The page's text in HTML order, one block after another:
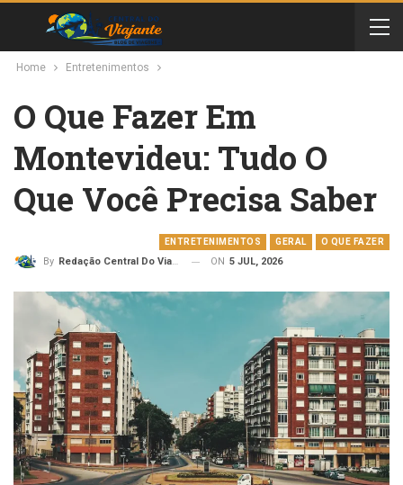
Home Entretenimentos
O Que Fazer Em
Montevideu: Tudo O
Que Você Precisa Saber
ENTRETENIMENTOS GERAL O QUE FAZER
By Redação Central Do Viajante ON 5 JUL, 2026